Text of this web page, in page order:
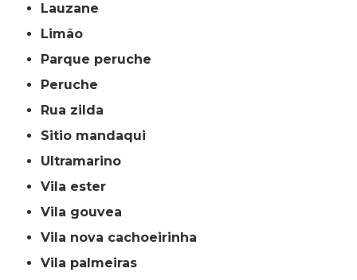
lauzane
limão
parque peruche
peruche
rua zilda
sitio mandaqui
ultramarino
vila ester
vila gouvea
vila nova cachoeirinha
vila palmeiras